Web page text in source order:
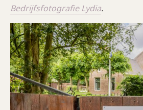
Bedrijfsfotografie Lydia.